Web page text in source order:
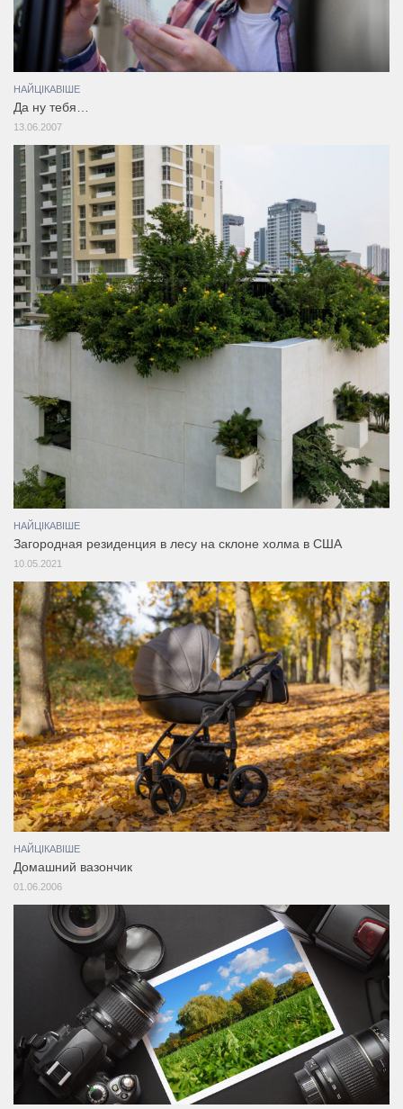
НАЙЦІКАВІШЕ
Да ну тебя…
13.06.2007
НАЙЦІКАВІШЕ
Загородная резиденция в лесу на склоне холма в США
10.05.2021
НАЙЦІКАВІШЕ
Домашний вазончик
01.06.2006